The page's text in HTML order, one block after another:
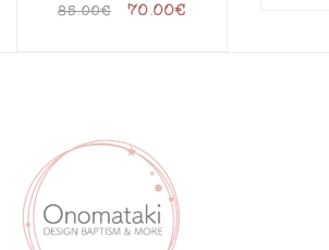
85.00€ 70.00€